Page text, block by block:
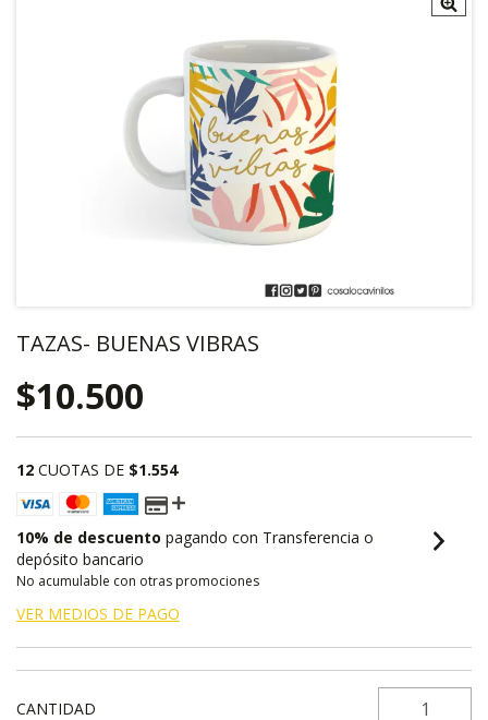
TAZAS- BUENAS VIBRAS
$10.500
12 CUOTAS DE $1.554
10% de descuento pagando con Transferencia o
depósito bancario
No acumulable con otras promociones
VER MEDIOS DE PAGO
CANTIDAD